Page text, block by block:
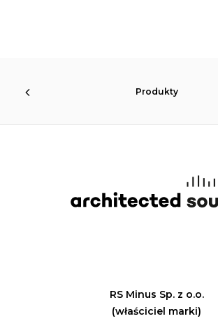
Produkty
RS Minus Sp. z o.o.
(właściciel marki)